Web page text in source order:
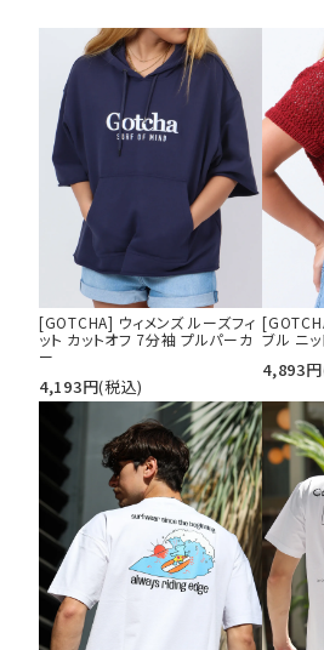
XL
29inc
30inc
34inc
36inc
40inc
KIDS
tune 絞り込んで検
[GOTCHA] ウィメンズ ルーズフィ
ット カットオフ 7分袖 プルパーカ
ー
4,193円(税込)
ブル ニ
4,893円